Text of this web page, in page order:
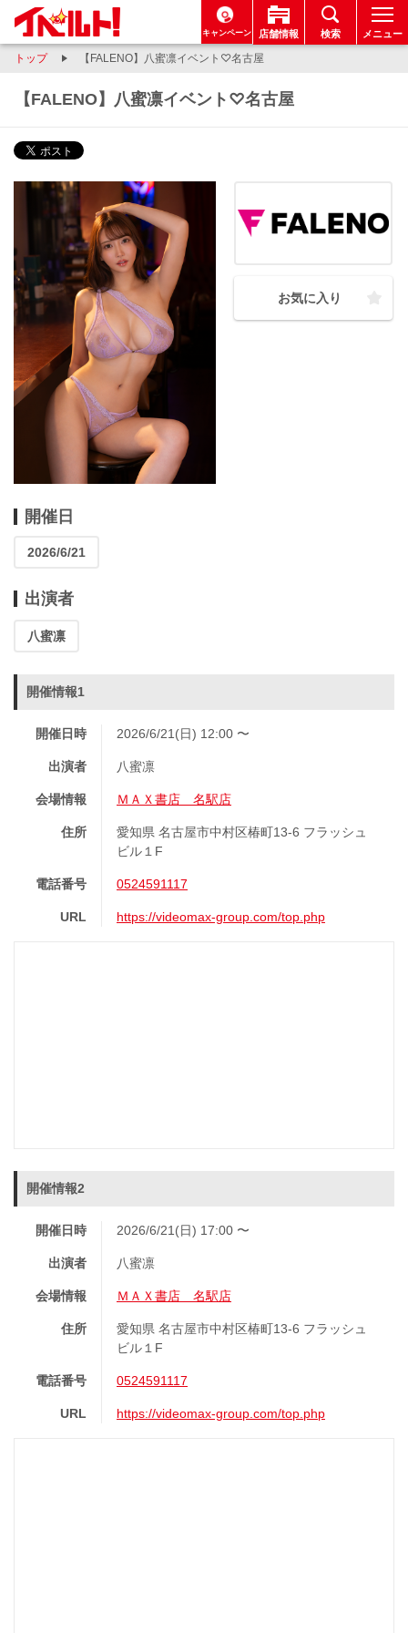
キャンペーン 店舗情報 検索 メニュー
トップ 【FALENO】八蜜凛イベント♡名古屋
【FALENO】八蜜凛イベント♡名古屋
お気に入り
開催日
2026/6/21
出演者
八蜜凛
開催情報1
開催日時 2026/6/21(日) 12:00 〜
出演者 八蜜凛
会場情報 ＭＡＸ書店 名駅店
住所
愛知県 名古屋市中村区椿町13-6 フラッシュ
ビル１F
電話番号 0524591117
URL https://videomax-group.com/top.php
開催情報2
開催日時 2026/6/21(日) 17:00 〜
出演者 八蜜凛
会場情報 ＭＡＸ書店 名駅店
住所
愛知県 名古屋市中村区椿町13-6 フラッシュ
ビル１F
電話番号 0524591117
URL https://videomax-group.com/top.php